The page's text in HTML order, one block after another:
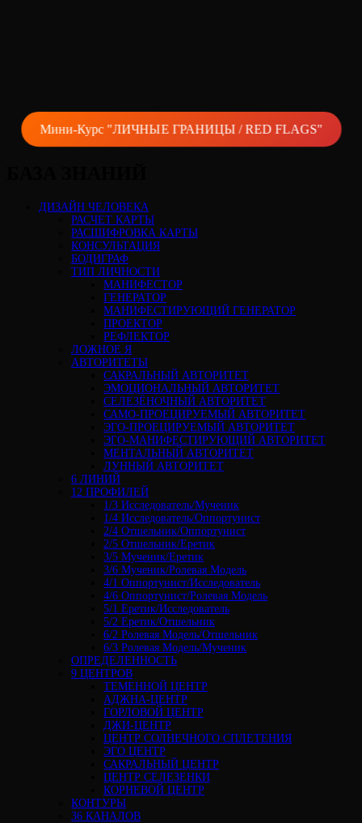
Мини-Курс "ЛИЧНЫЕ ГРАНИЦЫ / RED FLAGS"
ДИЗАЙН ЧЕЛОВЕКА
РАСЧЕТ КАРТЫ
РАСШИФРОВКА КАРТЫ
КОНСУЛЬТАЦИЯ
БОДИГРАФ
ТИП ЛИЧНОСТИ
МАНИФЕСТОР
ГЕНЕРАТОР
МАНИФЕСТИРУЮЩИЙ ГЕНЕРАТОР
ПРОЕКТОР
РЕФЛЕКТОР
ЛОЖНОЕ Я
АВТОРИТЕТЫ
САКРАЛЬНЫЙ АВТОРИТЕТ
ЭМОЦИОНАЛЬНЫЙ АВТОРИТЕТ
СЕЛЕЗЁНОЧНЫЙ АВТОРИТЕТ
САМО-ПРОЕЦИРУЕМЫЙ АВТОРИТЕТ
ЭГО-ПРОЕЦИРУЕМЫЙ АВТОРИТЕТ
ЭГО-МАНИФЕСТИРУЮЩИЙ АВТОРИТЕТ
МЕНТАЛЬНЫЙ АВТОРИТЕТ
ЛУННЫЙ АВТОРИТЕТ
6 ЛИНИЙ
12 ПРОФИЛЕЙ
1/3 Исследователь/Мученик
1/4 Исследователь/Оппортунист
2/4 Отшельник/Оппортунист
2/5 Отшельник/Еретик
3/5 Мученик/Еретик
3/6 Мученик/Ролевая Модель
4/1 Оппортунист/Исследователь
4/6 Оппортунист/Ролевая Модель
5/1 Еретик/Исследователь
5/2 Еретик/Отшельник
6/2 Ролевая Модель/Отшельник
6/3 Ролевая Модель/Мученик
ОПРЕДЕЛЕННОСТЬ
9 ЦЕНТРОВ
ТЕМЕННОЙ ЦЕНТР
АДЖНА-ЦЕНТР
ГОРЛОВОЙ ЦЕНТР
ДЖИ-ЦЕНТР
ЦЕНТР СОЛНЕЧНОГО СПЛЕТЕНИЯ
ЭГО ЦЕНТР
САКРАЛЬНЫЙ ЦЕНТР
ЦЕНТР СЕЛЕЗЕНКИ
КОРНЕВОЙ ЦЕНТР
КОНТУРЫ
36 КАНАЛОВ